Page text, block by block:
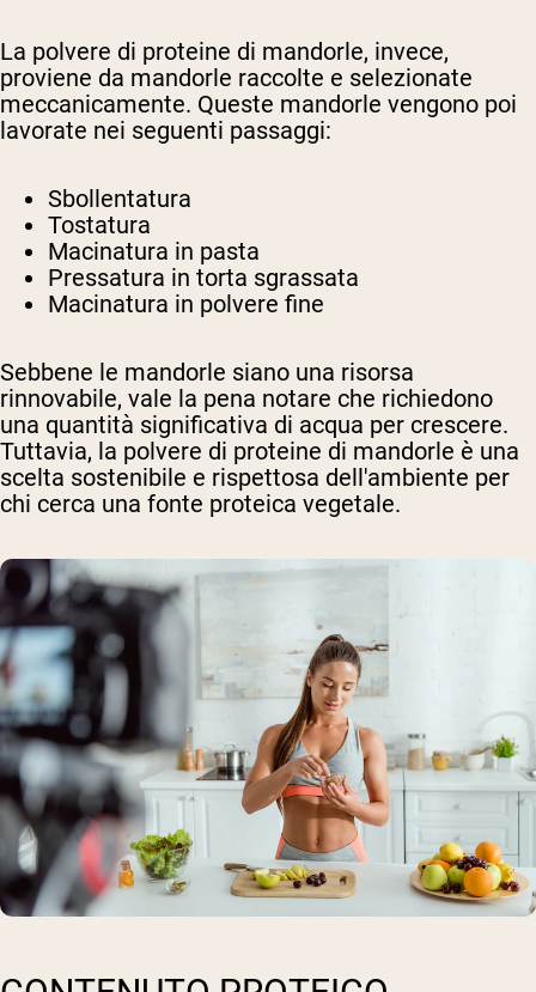
La polvere di proteine di mandorle, invece,
proviene da mandorle raccolte e selezionate
meccanicamente. Queste mandorle vengono poi
lavorate nei seguenti passaggi:
Sbollentatura
Tostatura
Macinatura in pasta
Pressatura in torta sgrassata
Macinatura in polvere fine
Sebbene le mandorle siano una risorsa
rinnovabile, vale la pena notare che richiedono
una quantità significativa di acqua per crescere.
Tuttavia, la polvere di proteine di mandorle è una
scelta sostenibile e rispettosa dell'ambiente per
chi cerca una fonte proteica vegetale.